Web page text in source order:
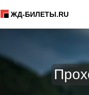
ЖД-БИЛЕТЫ.RU